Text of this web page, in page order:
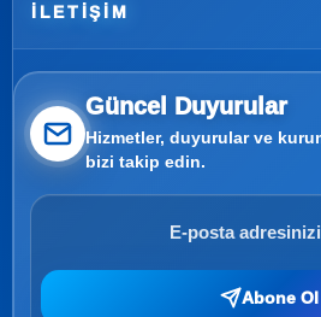
İLETIŞIM
Güncel Duyurular
Hizmetler, duyurular ve
bizi takip edin.
Abone Ol